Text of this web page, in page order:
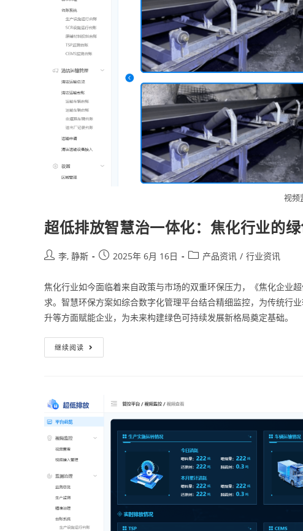
视频
超低排放智慧治一体化：焦化行业的
李, 静斯 2025年 6月 16日 产品资讯 / 行业资讯
焦化行业如今面临着来自政策与市场的双重环保压力，《焦化企业
求。智慧环保方案如综合数字化管理平台结合精细监控，为传统行
升等方面赋能企业，为未来构建绿色可持续发展新格局奠定基础。
继续阅读